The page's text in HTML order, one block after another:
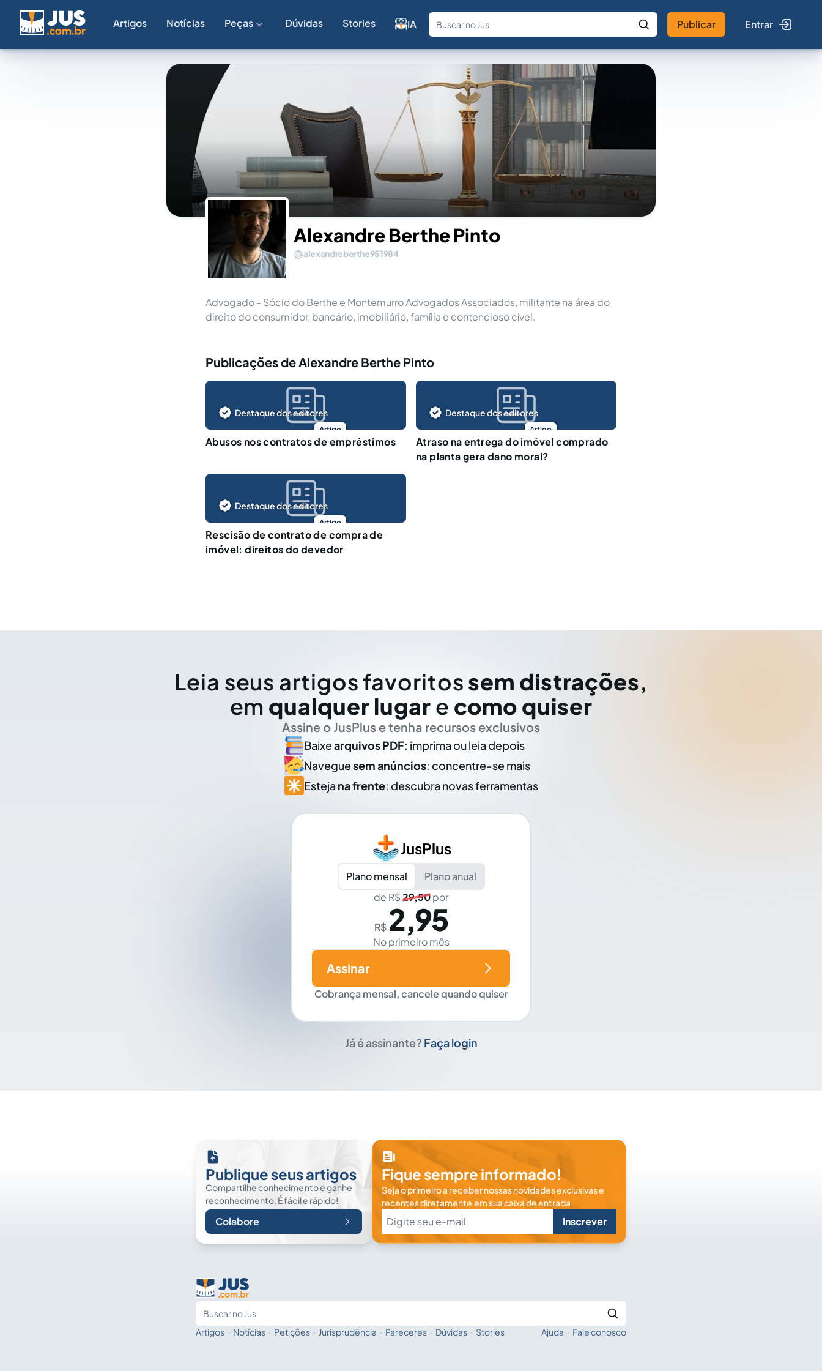
Artigos Notícias Peças Dúvidas Stories IA
Fale com a IA Buscar no Jus
Publicar Entrar
Alexandre Berthe Pinto
alexandreberthe951984
Advogado - Sócio do Berthe e Montemurro Advogados Associados, militante na área do
direito do consumidor, bancário, imobiliário, família e contencioso cível.
Publicações de Alexandre Berthe Pinto
Artigo
Destaque dos editores
Abusos nos contratos de empréstimos
Artigo
Destaque dos editores
Atraso na entrega do imóvel comprado
na planta gera dano moral?
Artigo
Destaque dos editores
Rescisão de contrato de compra de
imóvel: direitos do devedor
Leia seus artigos favoritos sem distrações,
em qualquer lugar e como quiser
Assine o JusPlus e tenha recursos exclusivos
Baixearquivos PDF: imprima ou leia depois
Naveguesem anúncios: concentre-se mais
Esteja na frente: descubra novas ferramentas
JusPlus
Plano mensal
Plano anual
de R$29,50por
R$ 2,95
No primeiro mês
Cobrança mensal, cancele quando quiser
Assinar
Já é assinante? Faça login
Publique seus artigos
Compartilhe conhecimento e ganhe
reconhecimento. É fácil e rápido!
Colabore
Fique sempre informado!
Seja o primeiro a receber nossas novidades exclusivas e
recentes diretamente em sua caixa de entrada.
Inscrever
Artigos · Notícias · Petições · Jurisprudência · Pareceres · Dúvidas · Stories Ajuda · Fale conosco